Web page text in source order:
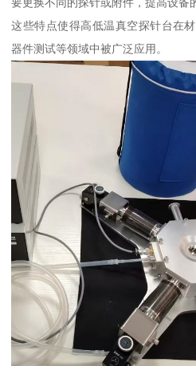
这些特点使得高低温真空探针台在
器件测试等领域中被广泛应用。